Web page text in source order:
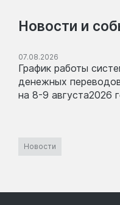
Новости и
07.08.2026
График работы
денежных
на 8-9 августа2026
Новости